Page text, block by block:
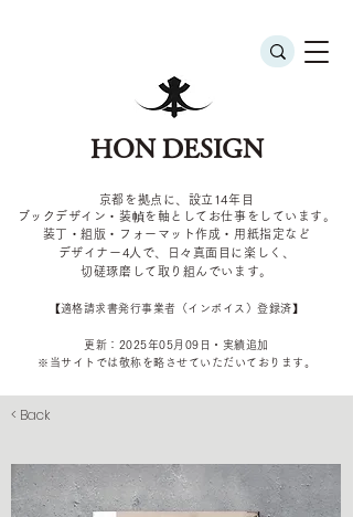
HON DESIGN
京都を拠点に、設立14年目
ブックデザイン・装幀を軸としてお仕事をしています。
装丁・組版・フォーマット作成・用紙指定など
デザイナー4 人で、日々真面目に楽しく、
切磋琢磨して取り組んでいます。
​【適格請求書発行事業者（インボイス）登録済】
更新：2025年05 月09 日・実績追加
​※当サイトでは敬称を 略させていただいております。
< Back